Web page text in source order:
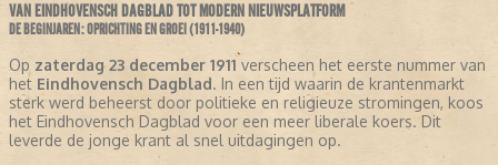
VAN EINDHOVENSCH DAGBLAD TOT MODERN NIEUWSPLATFORM
DE BEGINJAREN: OPRICHTING EN GROEI (1911-1940)
Op zaterdag 23 december 1911 verscheen het eerste nummer van
het Eindhovensch Dagblad. In een tijd waarin de krantenmarkt
sterk werd beheerst door politieke en religieuze stromingen, koos
het Eindhovensch Dagblad voor een meer liberale koers. Dit
leverde de jonge krant al snel uitdagingen op.